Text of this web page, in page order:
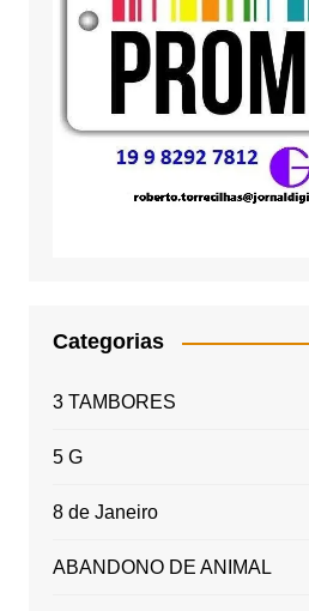
Categorias
3 TAMBORES
5 G
8 de Janeiro
ABANDONO DE ANIMAL